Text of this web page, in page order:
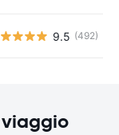
9.5 (492)